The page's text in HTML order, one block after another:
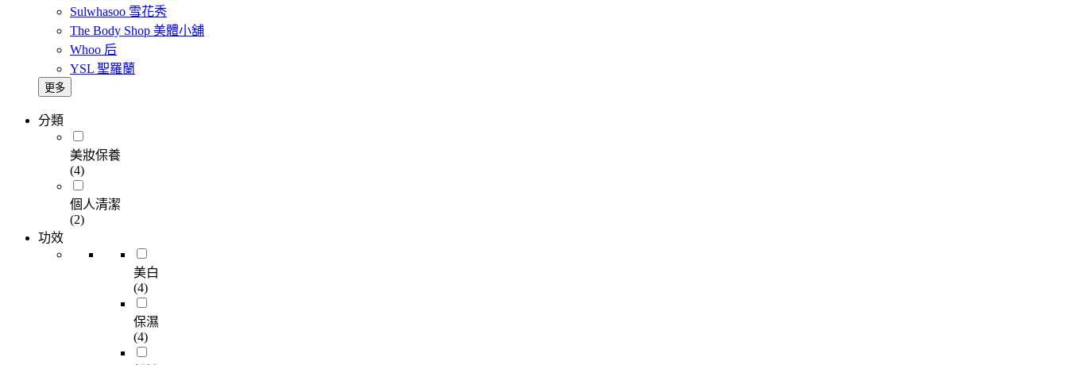
Sulwhasoo 雪花秀
The Body Shop 美體小舖
Whoo 后
YSL 聖羅蘭
更多
分類
美妝保養
(4)
個人清潔
(2)
功效
美白
(4)
保濕
(4)